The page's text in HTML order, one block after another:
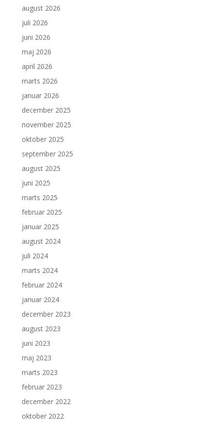
august 2026
juli 2026
juni 2026
maj 2026
april 2026
marts 2026
januar 2026
december 2025
november 2025
oktober 2025
september 2025
august 2025
juni 2025
marts 2025
februar 2025
januar 2025
august 2024
juli 2024
marts 2024
februar 2024
januar 2024
december 2023
august 2023
juni 2023
maj 2023
marts 2023
februar 2023
december 2022
oktober 2022